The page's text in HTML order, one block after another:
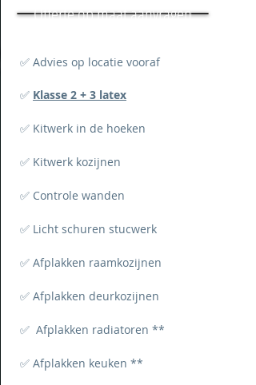
Offerte op maat aanvragen
✅ Advies op locatie vooraf
✅ Klasse 2 + 3 latex
✅ Kitwerk in de hoeken
✅ Kitwerk kozijnen
✅ Controle wanden
✅ Licht schuren stucwerk
✅ Afplakken raamkozijnen
✅ Afplakken deurkozijnen
✅ Afplakken radiatoren **
✅ Afplakken keuken **